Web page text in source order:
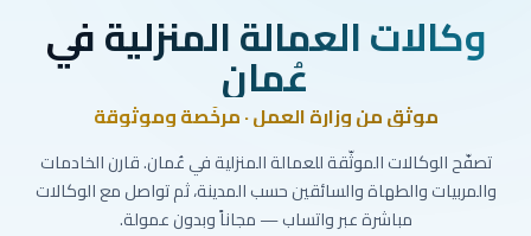
وكالات العمالة المنزلية في
عُمان
موثّق من وزارة العمل · مرخّصة وموثوقة
تصفّح الوكالات الموثّقة للعمالة المنزلية في عُمان. قارن الخادمات
والمربيات والطهاة والسائقين حسب المدينة، ثم تواصل مع الوكالات
مباشرة عبر واتساب — مجاناً وبدون عمولة.